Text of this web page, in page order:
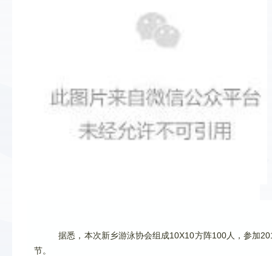
据悉，本次新乡游泳协会组成10X10方阵100人，参加
节。